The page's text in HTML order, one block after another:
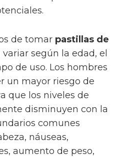
de tomar pastillas de
según la edad, el
de uso. Los hombres
un mayor riesgo de
que los niveles de
disminuyen con la
comunes
náuseas,
aumento de peso,